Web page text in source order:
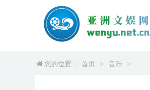
您的位置： 首页 > 音乐 >